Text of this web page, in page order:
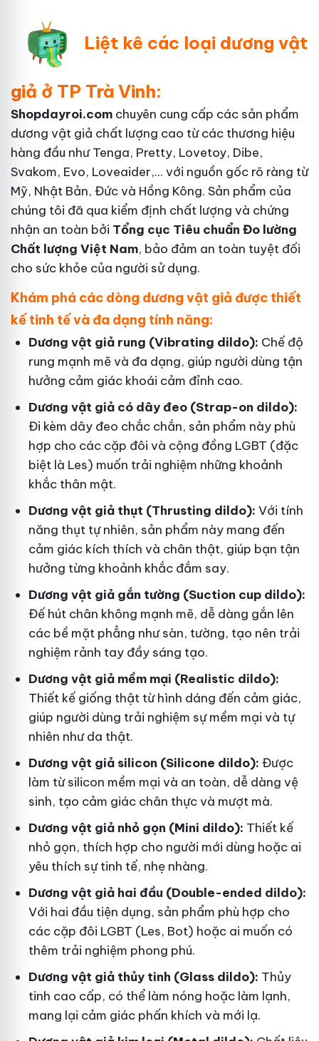
Liệt kê các loại dương vật
giả ở TP Trà Vinh:
Shopdayroi.com chuyên cung cấp các sản phẩm
dương vật giả chất lượng cao từ các thương hiệu
hàng đầu như Tenga, Pretty, Lovetoy, Dibe,
Svakom, Evo, Loveaider,... với nguồn gốc rõ ràng từ
Mỹ, Nhật Bản, Đức và Hồng Kông. Sản phẩm của
chúng tôi đã qua kiểm định chất lượng và chứng
nhận an toàn bởi Tổng cục Tiêu chuẩn Đo lường
Chất lượng Việt Nam, bảo đảm an toàn tuyệt đối
cho sức khỏe của người sử dụng.
Khám phá các dòng dương vật giả được thiết
kế tinh tế và đa dạng tính năng:
Dương vật giả rung (Vibrating dildo): Chế độ
rung mạnh mẽ và đa dạng, giúp người dùng tận
hưởng cảm giác khoái cảm đỉnh cao.
Dương vật giả có dây đeo (Strap-on dildo):
Đi kèm dây đeo chắc chắn, sản phẩm này phù
hợp cho các cặp đôi và cộng đồng LGBT (đặc
biệt là Les) muốn trải nghiệm những khoảnh
khắc thân mật.
Dương vật giả thụt (Thrusting dildo): Với tính
năng thụt tự nhiên, sản phẩm này mang đến
cảm giác kích thích và chân thật, giúp bạn tận
hưởng từng khoảnh khắc đắm say.
Dương vật giả gắn tường (Suction cup dildo):
Đế hút chân không mạnh mẽ, dễ dàng gắn lên
các bề mặt phẳng như sàn, tường, tạo nên trải
nghiệm rảnh tay đầy sáng tạo.
Dương vật giả mềm mại (Realistic dildo):
Thiết kế giống thật từ hình dáng đến cảm giác,
giúp người dùng trải nghiệm sự mềm mại và tự
nhiên như da thật.
Dương vật giả silicon (Silicone dildo): Được
làm từ silicon mềm mại và an toàn, dễ dàng vệ
sinh, tạo cảm giác chân thực và mượt mà.
Dương vật giả nhỏ gọn (Mini dildo): Thiết kế
nhỏ gọn, thích hợp cho người mới dùng hoặc ai
yêu thích sự tinh tế, nhẹ nhàng.
Dương vật giả hai đầu (Double-ended dildo):
Với hai đầu tiện dụng, sản phẩm phù hợp cho
các cặp đôi LGBT (Les, Bot) hoặc ai muốn có
thêm trải nghiệm phong phú.
Dương vật giả thủy tinh (Glass dildo): Thủy
tinh cao cấp, có thể làm nóng hoặc làm lạnh,
mang lại cảm giác phấn khích và mới lạ.